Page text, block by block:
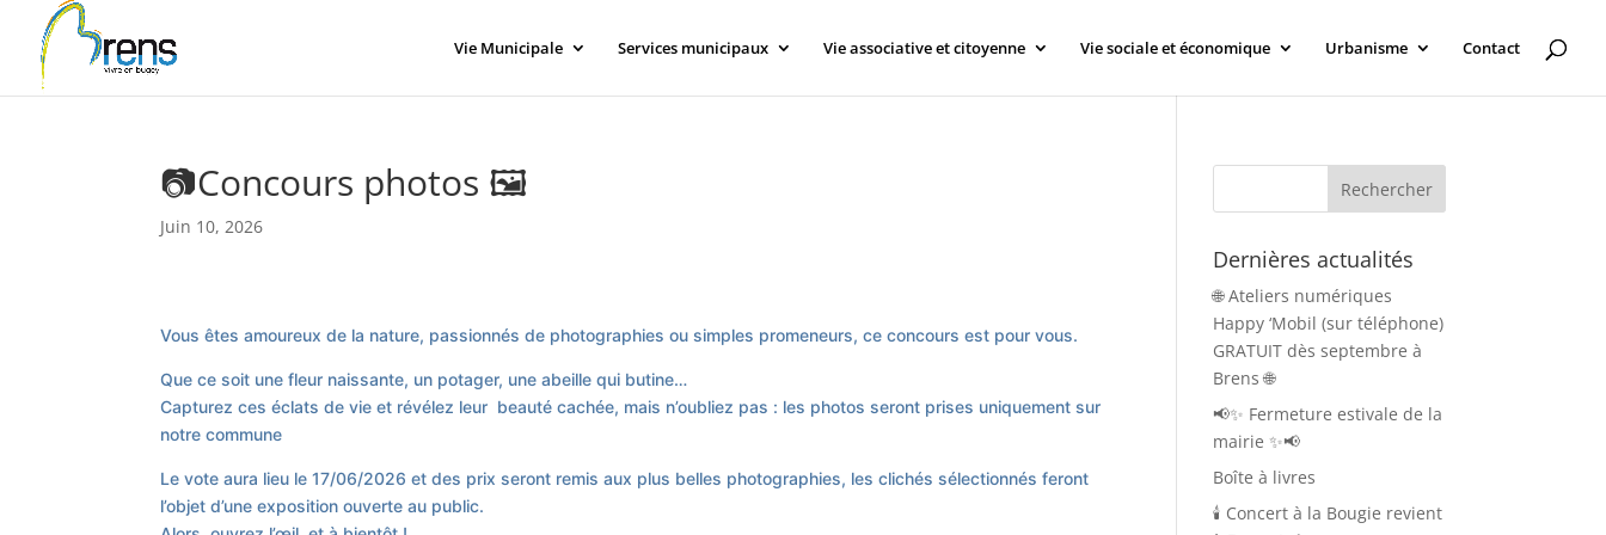
Vie Municipale Services municipaux Vie associative et citoyenne Vie sociale et économique Urbanisme Contact
📷Concours photos 🖼️
Juin 10, 2026
Vous êtes amoureux de la nature, passionnés de photographies ou simples promeneurs, ce concours est pour vous.
Que ce soit une fleur naissante, un potager, une abeille qui butine…
Capturez ces éclats de vie et révélez leur beauté cachée, mais n’oubliez pas : les photos seront prises uniquement sur
notre commune
Le vote aura lieu le 17/06/2026 et des prix seront remis aux plus belles photographies, les clichés sélectionnés feront
l’objet d’une exposition ouverte au public.
Dernières actualités
🌐 Ateliers numériques
Happy ‘Mobil (sur téléphone)
GRATUIT dès septembre à
Brens 🌐
📢✨ Fermeture estivale de la
mairie ✨📢
Boîte à livres
🕯️ Concert à la Bougie revient
Panneau de gestion des cookies